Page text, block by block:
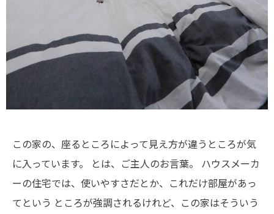
この家の、座るところによって見え方が違うところが気
に入っています。
とは、ご主人のお言葉。
ハウスメーカ
ーの住宅では、使いやすさだとか、これだけ部屋があっ
てという ところが強調されるけれど、この家はそういう